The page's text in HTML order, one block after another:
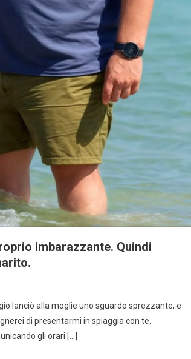
imbarazzante. Quindi
lanciò alla moglie uno sguardo sprezzante, e
di presentarmi in spiaggia con te.
gli orari […]